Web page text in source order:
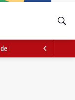
la Junta en la avenida